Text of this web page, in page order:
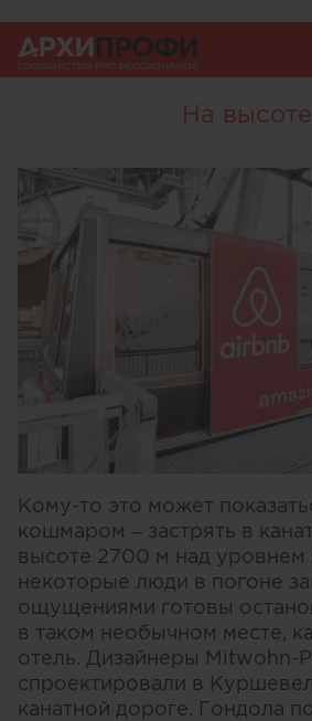
На высоте
Кому-то это может
кошмаром – застрять в
высоте 2700 м над уровнем
некоторые люди в погоне
ощущениями готовы
в таком необычном месте,
отель. Дизайнеры Mitwohn-
спроектировали в
канатной дороге. Гондола